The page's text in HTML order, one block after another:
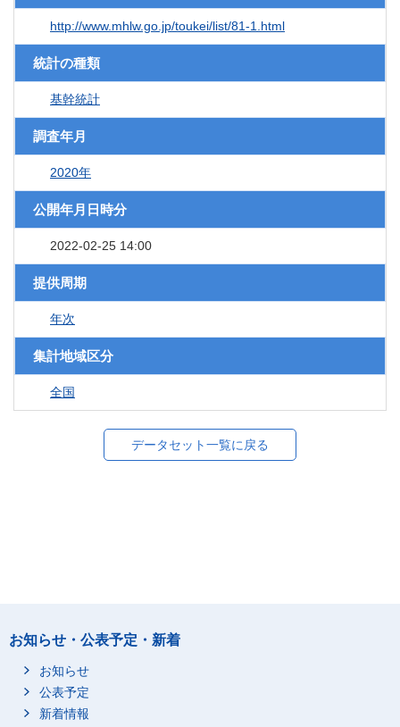
http://www.mhlw.go.jp/toukei/list/81-1.html
統計の種類
基幹統計
調査年月
2020年
公開年月日時分
2022-02-25 14:00
提供周期
年次
集計地域区分
全国
データセット一覧に戻る
お知らせ・公表予定・新着
お知らせ
公表予定
新着情報